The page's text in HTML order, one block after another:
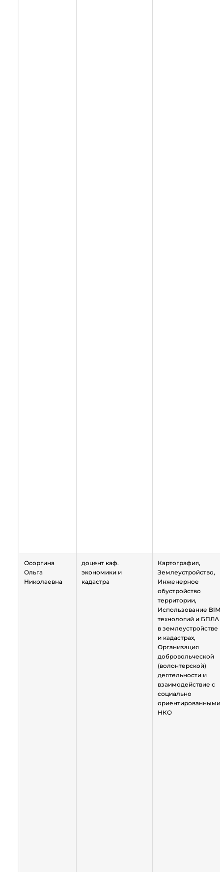
Осоргина
Ольга
Николаевна
доцент каф.
экономики и
кадастра
Картография,
Землеустройство,
Инженерное
обустройство
территории,
Использование BIM
технологий и БПЛА
в землеустройстве
и кадастрах,
Организация
добровольческой
(волонтерской)
деятельности и
взаимодействие с
социально
ориентированными
НКО